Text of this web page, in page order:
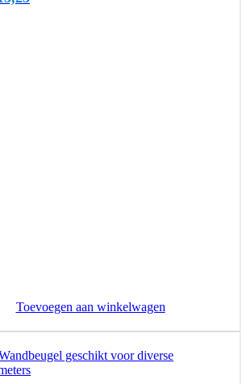
Toevoegen aan winkelwagen